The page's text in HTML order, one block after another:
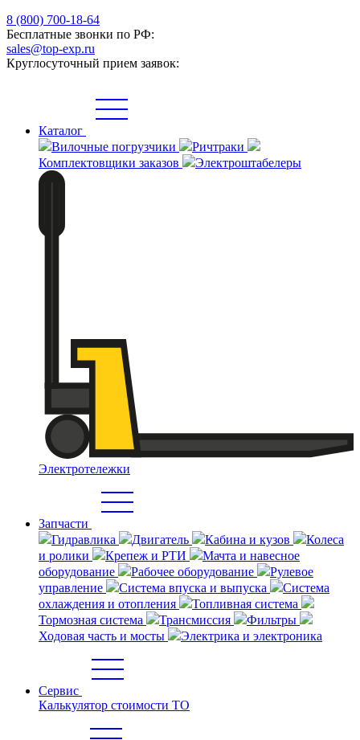
8 (800) 700-18-64
Бесплатные звонки по РФ:
sales@top-exp.ru
Круглосуточный прием заявок:
Каталог
Вилочные погрузчики
Ричтраки
Комплектовщики заказов
Электроштабелеры
Электротележки
Запчасти
Гидравлика
Двигатель Кабина и кузов
Колеса
и ролики
Крепеж и РТИ
Мачта и навесное
оборудование
Рабочее оборудование
Рулевое
управление
Система впуска и выпуска
Система
охлаждения и отопления
Топливная система
Тормозная система
Трансмиссия
Фильтры
Ходовая часть и мосты
Электрика и электроника
Сервис
Калькулятор стоимости ТО